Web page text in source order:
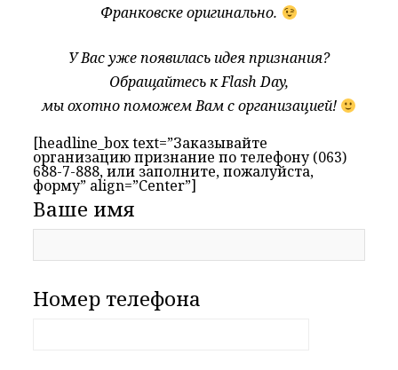
Франковске оригинально.
У Вас уже появилась идея признания?
Обращайтесь к Flash Day,
мы охотно поможем Вам с организацией!
[headline_box text=”Заказывайте
организацию признание по телефону (063)
688-7-888, или заполните, пожалуйста,
форму” align=”Center”]
Ваше имя
Номер телефона